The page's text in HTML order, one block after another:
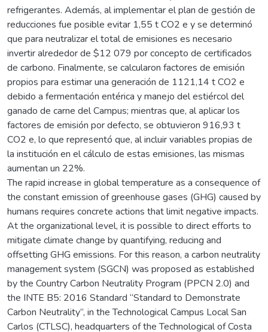
refrigerantes. Además, al implementar el plan de gestión de
reducciones fue posible evitar 1,55 t CO2 e y se determinó
que para neutralizar el total de emisiones es necesario
invertir alrededor de $12 079 por concepto de certificados
de carbono. Finalmente, se calcularon factores de emisión
propios para estimar una generación de 1121,14 t CO2 e
debido a fermentación entérica y manejo del estiércol del
ganado de carne del Campus; mientras que, al aplicar los
factores de emisión por defecto, se obtuvieron 916,93 t
CO2 e, lo que representó que, al incluir variables propias de
la institución en el cálculo de estas emisiones, las mismas
aumentan un 22%.
The rapid increase in global temperature as a consequence of
the constant emission of greenhouse gases (GHG) caused by
humans requires concrete actions that limit negative impacts.
At the organizational level, it is possible to direct efforts to
mitigate climate change by quantifying, reducing and
offsetting GHG emissions. For this reason, a carbon neutrality
management system (SGCN) was proposed as established
by the Country Carbon Neutrality Program (PPCN 2.0) and
the INTE B5: 2016 Standard “Standard to Demonstrate
Carbon Neutrality”, in the Technological Campus Local San
Carlos (CTLSC), headquarters of the Technological of Costa